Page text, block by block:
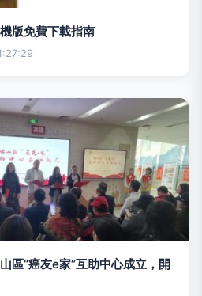
版免費下載指南
區“癌友e家”互助中心成立，開